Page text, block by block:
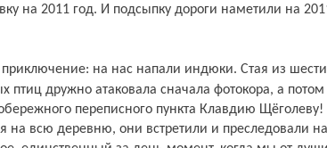
птиц дружно атаковала сначала фотокора, а потом
переписного пункта Клавдию Щёголеву!
всю деревню, они встретили и преследовали